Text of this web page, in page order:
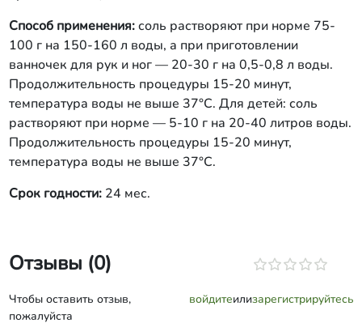
Способ применения: соль растворяют при норме 75-
100 г на 150-160 л воды, а при приготовлении
ванночек для рук и ног — 20-30 г на 0,5-0,8 л воды.
Продолжительность процедуры 15-20 минут,
температура воды не выше 37°С. Для детей: соль
растворяют при норме — 5-10 г на 20-40 литров воды.
Продолжительность процедуры 15-20 минут,
температура воды не выше 37°С.
Срок годности: 24 мес.
Отзывы (0)
Чтобы оставить отзыв,
пожалуйста
войдитеилизарегистрируйтесь